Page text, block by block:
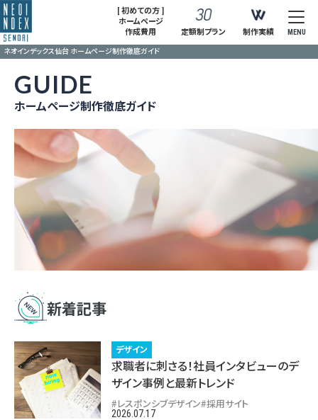
[ 初めての方 ]
ホームページ
作成費用
定額制プラン 制作実績 MENU
ネオインデックス仙台 ホームページ制作徹底ガイド
GUIDE
ホームページ制作徹底ガイド
新着記事
デザイン
求職者に刺さる！社員インタビューのデ
ザイン事例と最新トレンド
レスポンシブデザイン 採用サイト
2026.07.17